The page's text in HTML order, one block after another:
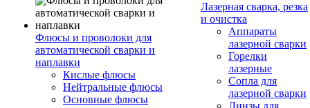
Флюсы и проволоки для
автоматической сварки и
наплавки
Кислые флюсы
Нейтральные флюсы
Основные флюсы
Лазерная сварка, резка
и очистка
Аппараты
лазерной сварки
Горелки
лазерные
Сопла для
лазерной сварки
Линзы для